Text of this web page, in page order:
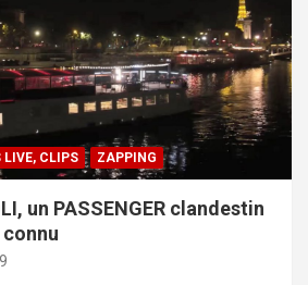
LIVE, CLIPS ZAPPING
un PASSENGER clandestin